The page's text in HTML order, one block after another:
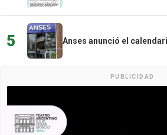
5 Anses anunció el
PUBLICIDAD